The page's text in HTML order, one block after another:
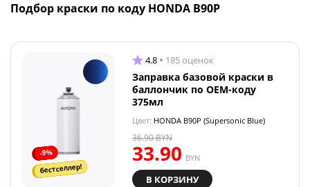
Подбор краски по коду HONDA B90P
-9%
бестселлер!
4.8 185 оценок
Заправка базовой краски в
баллончик по OEM-коду
375мл
Цвет: HONDA B90P (Supersonic Blue)
33.90 BYN
36.90BYN
В КОРЗИНУ